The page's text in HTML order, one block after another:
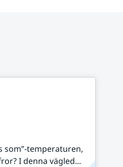
som”-temperaturen,
I denna vägled...